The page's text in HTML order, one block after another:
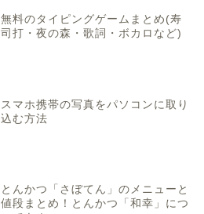
無料のタイピングゲームまとめ(寿
司打・夜の森・歌詞・ボカロなど)
スマホ携帯の写真をパソコンに取り
込む方法
とんかつ「さぼてん」のメニューと
値段まとめ！とんかつ「和幸」につ